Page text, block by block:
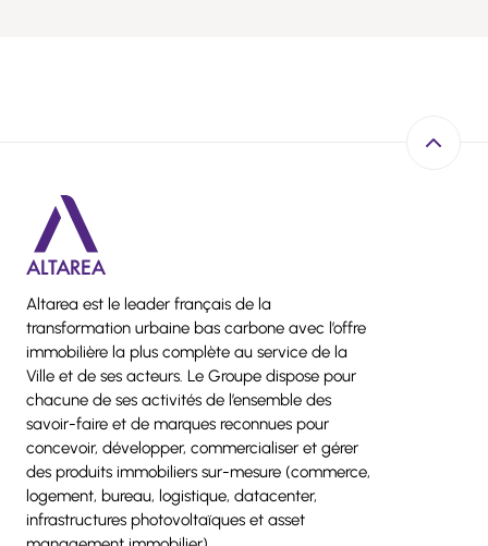
Altarea est le leader français de la
transformation urbaine bas carbone avec l’offre
immobilière la plus complète au service de la
Ville et de ses acteurs. Le Groupe dispose pour
chacune de ses activités de l’ensemble des
savoir-faire et de marques reconnues pour
concevoir, développer, commercialiser et gérer
des produits immobiliers sur-mesure (commerce,
logement, bureau, logistique, datacenter,
infrastructures photovoltaïques et asset
Retour